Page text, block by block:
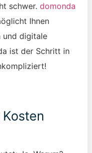
schwer. domonda
Ihnen
und digitale
ist der Schritt in